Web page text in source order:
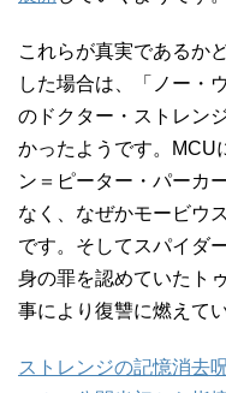
これらが真実であるか
した場合は、「ノー・
のドクター・ストレン
かったようです。MCU
ン＝ピーター・パーカ
なく、なぜかモービウ
です。そしてスパイダ
身の罪を認めていたト
事により復讐に燃えて
ストレンジの記憶消去